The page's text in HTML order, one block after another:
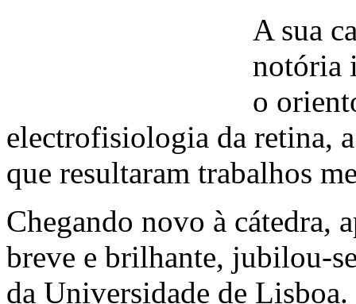
A sua
notória
o
electrofisiologia da retina,
que resultaram trabalhos
Chegando novo à cátedra,
breve e brilhante, jubilou-
da Universidade de Lisboa.